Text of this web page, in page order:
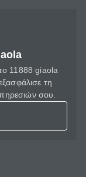
11888 giaola
τη
σου.